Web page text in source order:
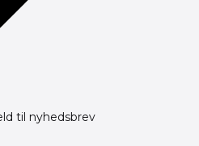
til nyhedsbrev